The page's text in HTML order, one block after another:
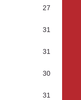
27
31
31
30
31